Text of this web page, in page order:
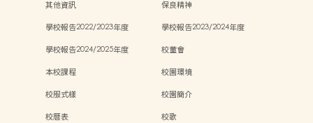
其他資訊
保良精神
學校報告2022/2023年度
學校報告2023/2024年度
學校報告2024/2025年度
校董會
本校課程
校園環境
校服式樣
校園簡介
校曆表
校歌